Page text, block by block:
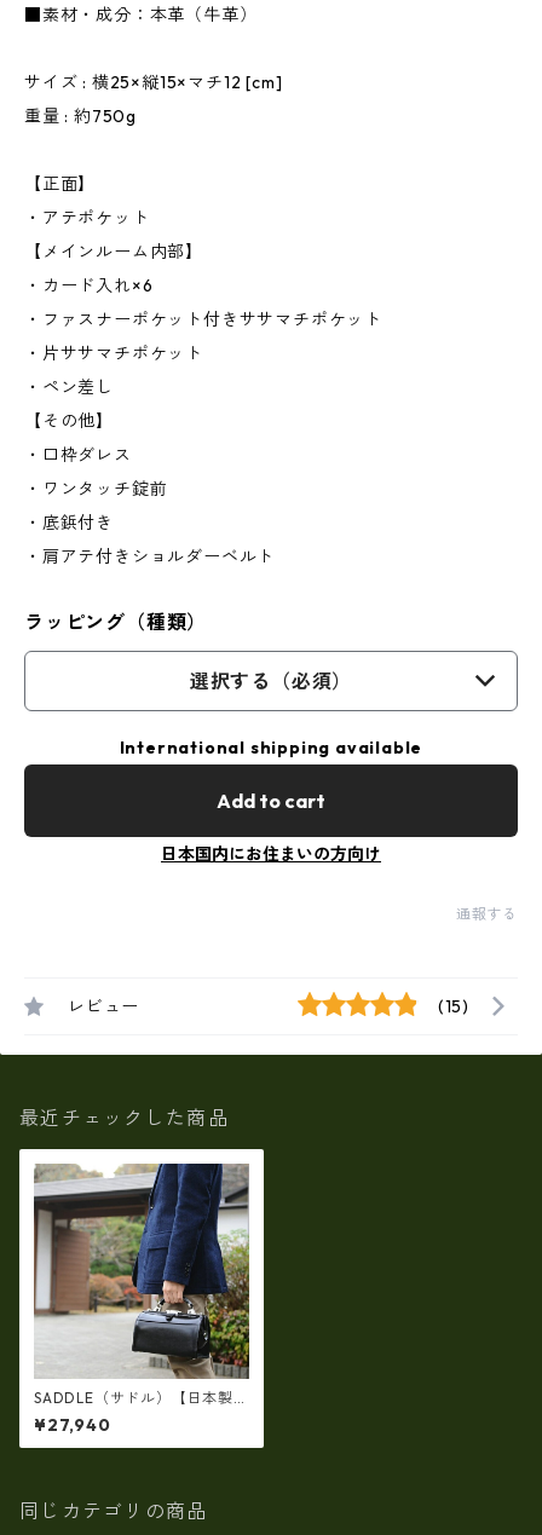
■素材・成分：本革（牛革）
サイズ : 横25×縦15×マチ12 [cm]
重量 : 約750g
【正面】
・アテポケット
【メインルーム内部】
・カード入れ×6
・ファスナーポケット付きササマチポケット
・片ササマチポケット
・ペン差し
【その他】
・口枠ダレス
・ワンタッチ錠前
・底鋲付き
・肩アテ付きショルダーベルト
ラッピング（種類）
選択する（必須）
International shipping available
Add to cart
日本国内にお住まいの方向け
通報する
レビュー (15)
最近チェックした商品
SADDLE（サドル）【日本製
（豊岡）】牛革製ミニダレス
バッグ（小）hn-22324
¥27,940
同じカテゴリの商品